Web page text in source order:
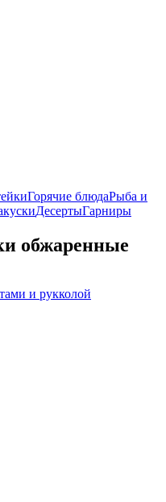
Горячие блюдаРыба и
ДесертыГарниры
обжаренные
и рукколой